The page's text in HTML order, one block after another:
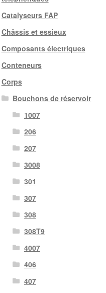
Catalyseurs FAP
Châssis et essieux
Composants électriques
Conteneurs
Corps
Bouchons de réservoir
1007
206
207
3008
301
307
308
308T9
4007
406
407